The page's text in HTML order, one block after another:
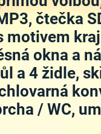
čtečka
motivem
okna a
a 4 židle,
/ WC,